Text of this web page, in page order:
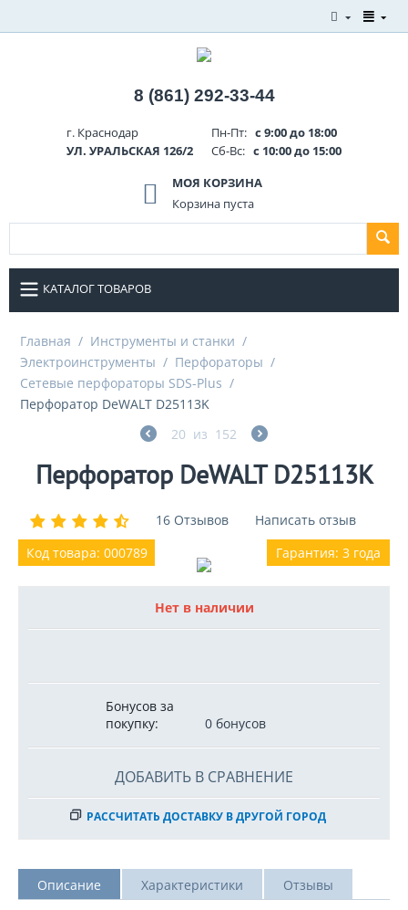
8 (861) 292-33-44
г. Краснодар
УЛ. УРАЛЬСКАЯ 126/2
Пн-Пт: с 9:00 до 18:00
Сб-Вс: с 10:00 до 15:00
МОЯ КОРЗИНА
Корзина пуста
КАТАЛОГ ТОВАРОВ
Главная / Инструменты и станки /
Электроинструменты / Перфораторы /
Сетевые перфораторы SDS-Plus /
Перфоратор DeWALT D25113K
20 из 152
Перфоратор DeWALT D25113K
16 Отзывов
Написать отзыв
Гарантия: 3 года
Код товара: 000789
Нет в наличии
Бонусов за
покупку:
0 бонусов
ДОБАВИТЬ В СРАВНЕНИЕ
РАССЧИТАТЬ ДОСТАВКУ В ДРУГОЙ ГОРОД
Описание Характеристики Отзывы